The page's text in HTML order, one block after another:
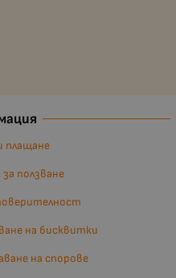
плащане
ползване
на бисквитки
на спорове